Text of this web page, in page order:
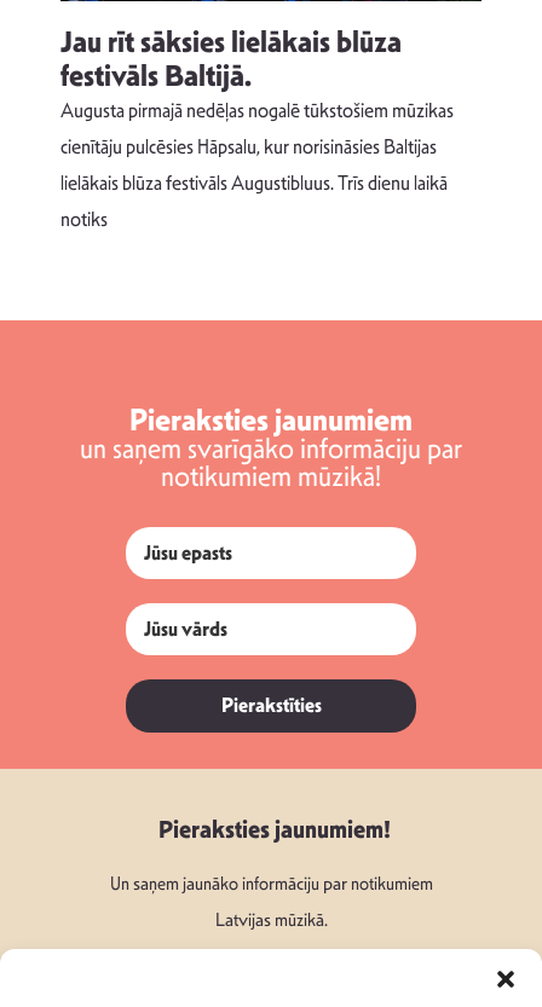
Jau rīt sāksies lielākais blūza
festivāls Baltijā.
Augusta pirmajā nedēļas nogalē tūkstošiem mūzikas
cienītāju pulcēsies Hāpsalu, kur norisināsies Baltijas
lielākais blūza festivāls Augustibluus. Trīs dienu laikā
notiks
Pieraksties jaunumiem
un saņem svarīgāko informāciju par
notikumiem mūzikā!
Pierakstīties
Pieraksties jaunumiem!
Un saņem jaunāko informāciju par notikumiem
Latvijas mūzikā.